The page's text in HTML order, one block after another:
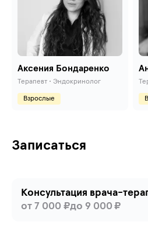
Аксения Бондаренко
Терапевт • Эндокринолог
Взрослые
Записаться
Консультация врача-
от 7 000 ₽до 9 000 ₽